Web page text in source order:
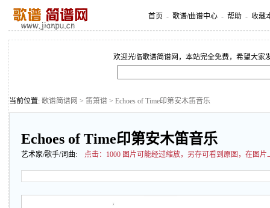
首页 - 歌谱/曲谱中心 - 帮助 - 收藏
欢迎光临歌谱简谱网，本站完全免费，希望大家
当前位置: 歌谱简谱网 > 笛箫谱 > Echoes of Time印第安木笛音乐
Echoes of Time印第安木笛音乐
艺术家/歌手/词曲: 点击： 1000 图片可能经过缩放，另存可看到原图，在图